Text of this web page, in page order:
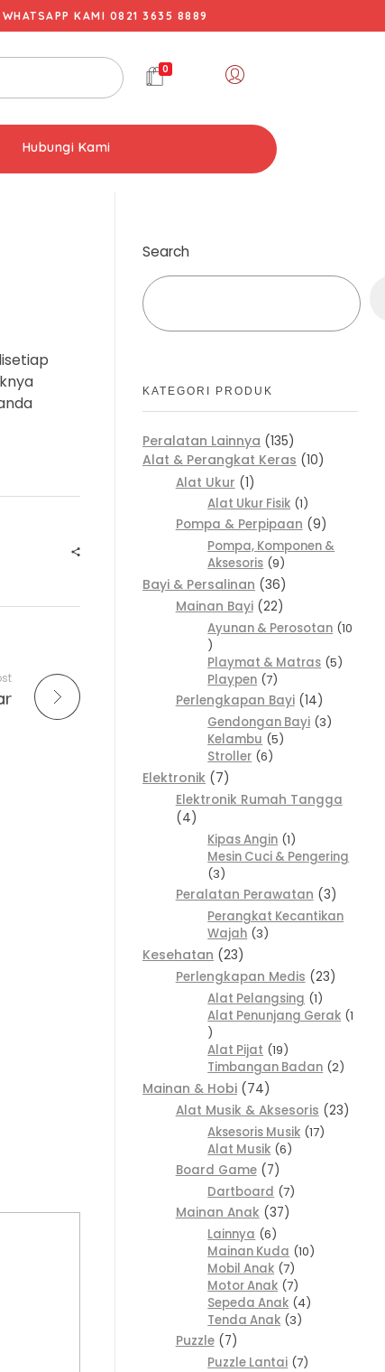
KAMI 0821 3635 8889
0
Hubungi Kami
Search
KATEGORI PRODUK
Peralatan Lainnya 135
Alat & Perangkat Keras 10
Alat Ukur
1
Alat Ukur Fisik 1
Pompa & Perpipaan
9
Pompa, Komponen &
Aksesoris 9
Bayi & Persalinan 36
Mainan Bayi 22
Ayunan & Perosotan 10
Playmat & Matras 5
Playpen 7
Perlengkapan Bayi 14
Gendongan Bayi 3
Kelambu 5
Stroller 6
Elektronik 7
Elektronik Rumah Tangga
4
Kipas Angin 1
Mesin Cuci & Pengering
3
Peralatan Perawatan
3
Perangkat Kecantikan
Wajah 3
Kesehatan 23
Perlengkapan Medis
23
Alat Pelangsing 1
Alat Penunjang Gerak 1
Alat Pijat 19
Timbangan Badan 2
Mainan & Hobi 74
Alat Musik & Aksesoris
23
Aksesoris Musik 17
Alat Musik 6
Board Game
7
Dartboard 7
Mainan Anak
37
Lainnya 6
Mainan Kuda 10
Mobil Anak 7
Motor Anak 7
Sepeda Anak 4
Tenda Anak 3
Puzzle
7
Puzzle Lantai 7